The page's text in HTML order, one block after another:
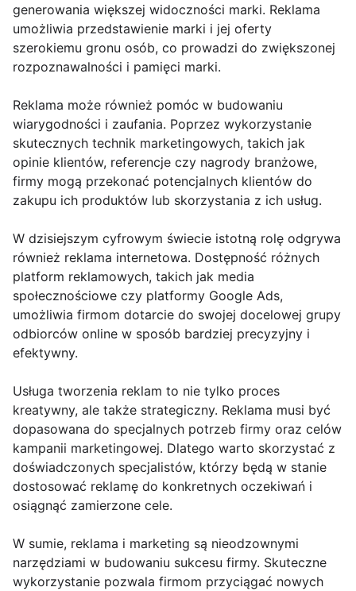
generowania większej widoczności marki. Reklama
umożliwia przedstawienie marki i jej oferty
szerokiemu gronu osób, co prowadzi do zwiększonej
rozpoznawalności i pamięci marki.
Reklama może również pomóc w budowaniu
wiarygodności i zaufania. Poprzez wykorzystanie
skutecznych technik marketingowych, takich jak
opinie klientów, referencje czy nagrody branżowe,
firmy mogą przekonać potencjalnych klientów do
zakupu ich produktów lub skorzystania z ich usług.
W dzisiejszym cyfrowym świecie istotną rolę odgrywa
również reklama internetowa. Dostępność różnych
platform reklamowych, takich jak media
społecznościowe czy platformy Google Ads,
umożliwia firmom dotarcie do swojej docelowej grupy
odbiorców online w sposób bardziej precyzyjny i
efektywny.
Usługa tworzenia reklam to nie tylko proces
kreatywny, ale także strategiczny. Reklama musi być
dopasowana do specjalnych potrzeb firmy oraz celów
kampanii marketingowej. Dlatego warto skorzystać z
doświadczonych specjalistów, którzy będą w stanie
dostosować reklamę do konkretnych oczekiwań i
osiągnąć zamierzone cele.
W sumie, reklama i marketing są nieodzownymi
narzędziami w budowaniu sukcesu firmy. Skuteczne
wykorzystanie pozwala firmom przyciągać nowych